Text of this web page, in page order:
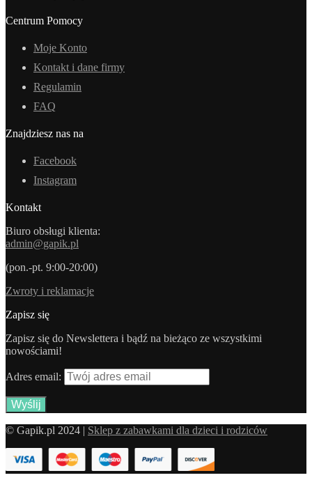
Centrum Pomocy
Moje Konto
Kontakt i dane firmy
Regulamin
FAQ
Znajdziesz nas na
Facebook
Instagram
Kontakt
Biuro obsługi klienta:
admin@gapik.pl
(pon.-pt. 9:00-20:00)
Zwroty i reklamacje
Zapisz się
Zapisz się do Newslettera i bądź na bieżąco ze wszystkimi
nowościami!
Adres email:
© Gapik.pl 2024 | Sklep z zabawkami dla dzieci i rodziców